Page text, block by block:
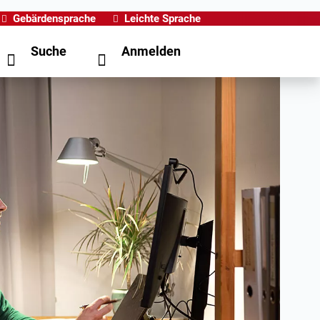
Gebärdensprache Leichte Sprache
Suche Anmelden